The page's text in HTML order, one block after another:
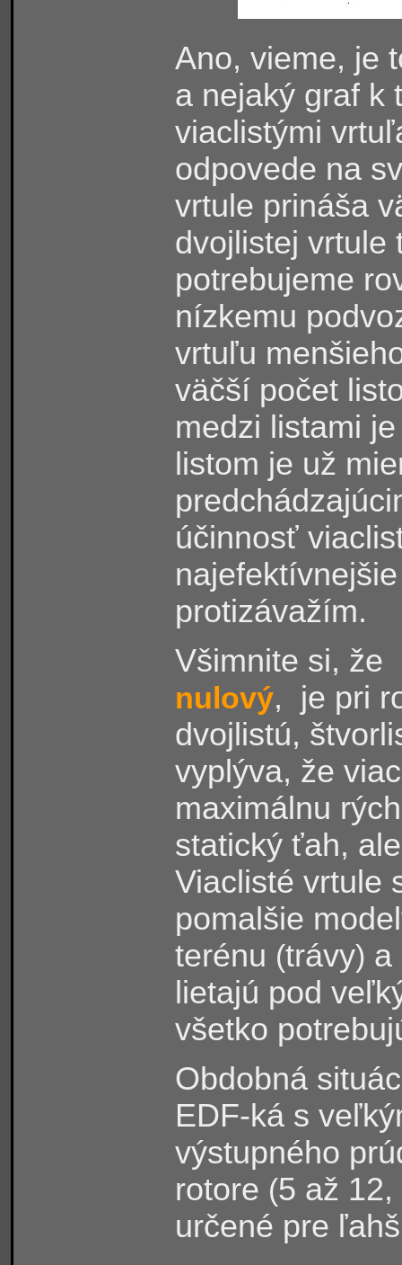
Ano, vieme, je
a nejaký graf k
viaclistými
odpovede na
vrtule prináša
dvojlistej vrtule
potrebujeme
nízkemu
vrtuľu
väčší počet
medzi listami
listom je už
účinnosť
protizávažím.
Všimnite si, že
nulový, je pri
dvojlistú,
vyplýva, že
maximálnu
statický ťah,
Viaclisté vrtule
pomalšie
terénu (trávy) a
lietajú pod
všetko
Obdobná
EDF-ká s
výstupného
rotore (5 až
určené pre